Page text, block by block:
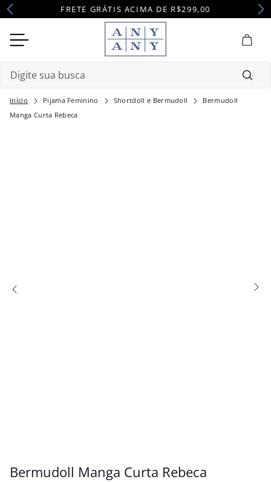
FRETE GRÁTIS ACIMA DE R$299,00
Pijama Feminino Shortdoll e Bermudoll
Bermudoll
Manga Curta Rebeca
Bermudoll Manga Curta Rebeca
Termos mais buscados